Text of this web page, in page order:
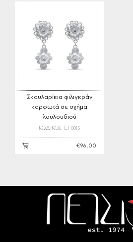
Σκουλαρίκια φιλιγκράν
καρφωτά σε σχήμα
λουλουδιού
ΚΩΔΙΚΟΣ: EF0015
€96,00